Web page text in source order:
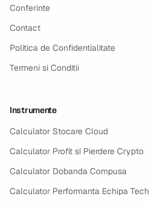
Conferinte
Contact
Politica de Confidentialitate
Termeni si Conditii
Instrumente
Calculator Stocare Cloud
Calculator Profit si Pierdere Crypto
Calculator Dobanda Compusa
Calculator Performanta Echipa Tech